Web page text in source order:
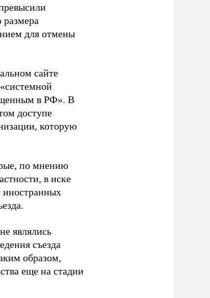
для отмены
сайте
в РФ». В
доступе
которую
по мнению
в иске
иностранных
являлись
съезда
образом,
еще на стадии